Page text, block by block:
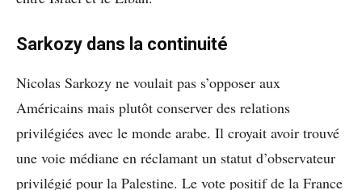
Sarkozy dans la continuité
Nicolas Sarkozy ne voulait pas s’opposer aux
Américains mais plutôt conserver des relations
privilégiées avec le monde arabe. Il croyait avoir trouvé
une voie médiane en réclamant un statut d’observateur
privilégié pour la Palestine. Le vote positif de la France